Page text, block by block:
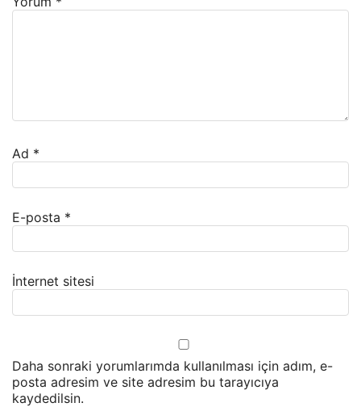
Ad *
E-posta *
İnternet sitesi
Daha sonraki yorumlarımda kullanılması için adım, e-
posta adresim ve site adresim bu tarayıcıya
kaydedilsin.